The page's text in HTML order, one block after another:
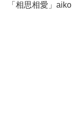
「相思相愛」aiko